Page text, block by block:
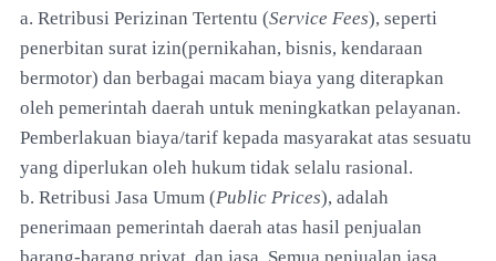
a. Retribusi Perizinan Tertentu (Service Fees), seperti
penerbitan surat izin(pernikahan, bisnis, kendaraan
bermotor) dan berbagai macam biaya yang diterapkan
oleh pemerintah daerah untuk meningkatkan pelayanan.
Pemberlakuan biaya/tarif kepada masyarakat atas sesuatu
yang diperlukan oleh hukum tidak selalu rasional.
b. Retribusi Jasa Umum (Public Prices), adalah
penerimaan pemerintah daerah atas hasil penjualan